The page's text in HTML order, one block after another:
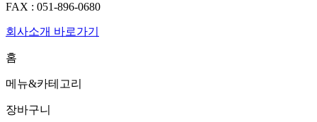
FAX : 051-896-0680
회사소개 바로가기
홈
메뉴&카테고리
장바구니